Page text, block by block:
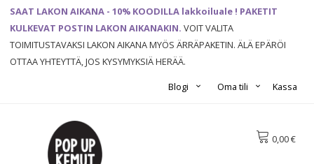
SAAT LAKON AIKANA - 10% KOODILLA lakkoiluale ! PAKETIT
KULKEVAT POSTIN LAKON AIKANAKIN.VOIT VALITA
TOIMITUSTAVAKSI LAKON AIKANA MYÖS ÄRRÄPAKETIN. ÄLÄ EPÄRÖI
OTTAA YHTEYTTÄ, JOS KYSYMYKSIÄ HERÄÄ.
Kassa
Oma tili
Blogi
0,00 €